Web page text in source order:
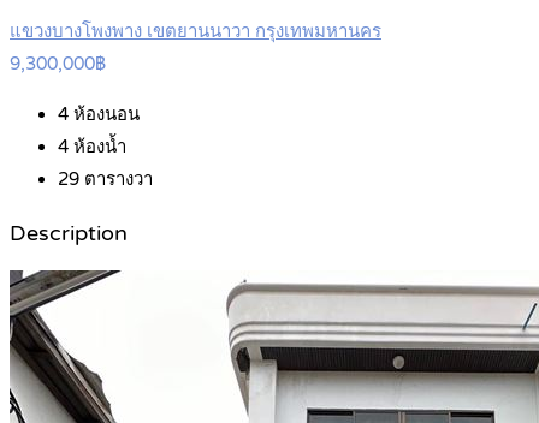
แขวงบางโพงพาง เขตยานนาวา กรุงเทพมหานคร
9,300,000฿
4 ห้องนอน
4 ห้องน้ำ
29 ตารางวา
Description